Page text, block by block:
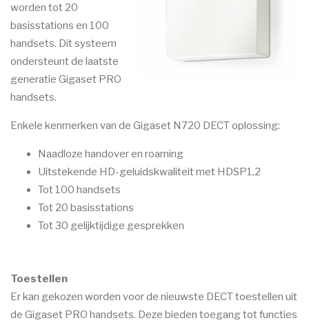
worden tot 20
basisstations en 100
handsets. Dit systeem
ondersteunt de laatste
generatie Gigaset PRO
handsets.
Enkele kenmerken van de Gigaset N720 DECT oplossing:
Naadloze handover en roaming
Uitstekende HD-geluidskwaliteit met HDSP1,2
Tot 100 handsets
Tot 20 basisstations
Tot 30 gelijktijdige gesprekken
Toestellen
Er kan gekozen worden voor de nieuwste DECT toestellen uit
de Gigaset PRO handsets. Deze bieden toegang tot functies